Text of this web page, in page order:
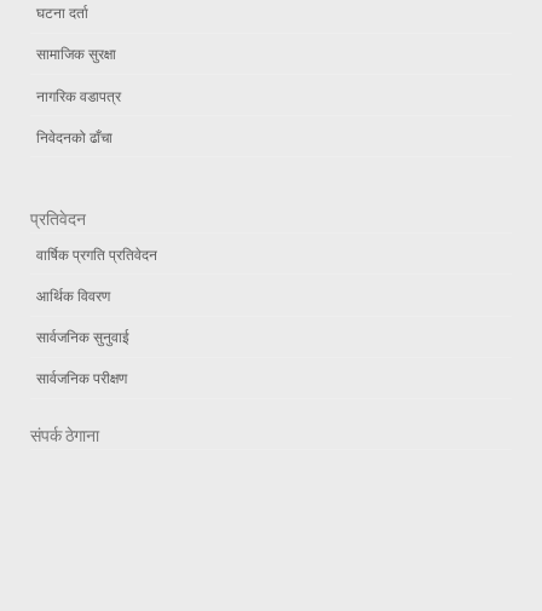
घटना दर्ता
सामाजिक सुरक्षा
नागरिक वडापत्र
निवेदनको ढाँचा
प्रतिवेदन
वार्षिक प्रगति प्रतिवेदन
आर्थिक विवरण
सार्वजनिक सुनुवाई
सार्वजनिक परीक्षण
संपर्क ठेगाना